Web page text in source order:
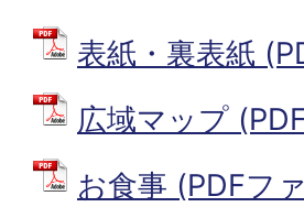
表紙・裏表紙
広域マップ
お食事 (PDFフ